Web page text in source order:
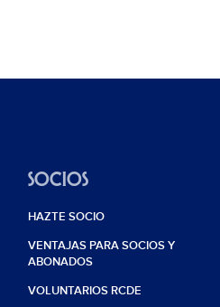
SOCIOS
HAZTE SOCIO
VENTAJAS PARA SOCIOS Y
ABONADOS
VOLUNTARIOS RCDE